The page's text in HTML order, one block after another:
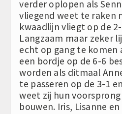
verder oplopen als
vliegend weet te raken
kwaadlijn vliegt op de
Langzaam maar zeker
echt op gang te komen
een bordje op de 6-6
worden als ditmaal
te passeren op de 3-1
weet zij hun
bouwen. Iris, Lisanne